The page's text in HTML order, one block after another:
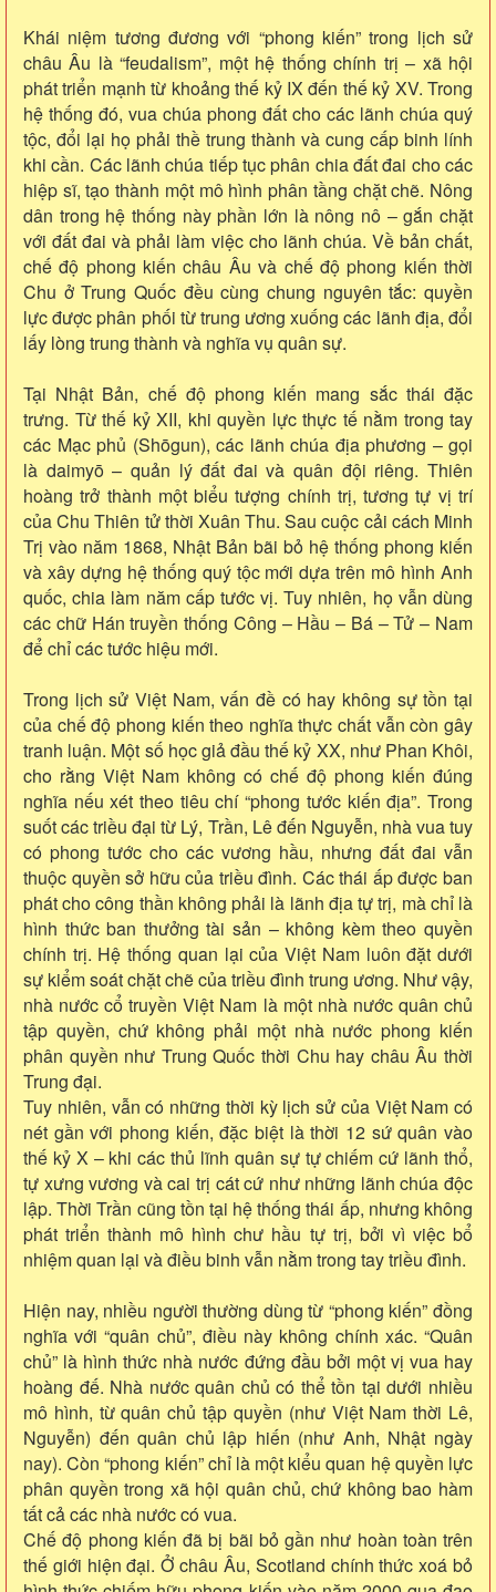
Khái niệm tương đương với “phong kiến” trong lịch sử
châu Âu là “feudalism”, một hệ thống chính trị – xã hội
phát triển mạnh từ khoảng thế kỷ IX đến thế kỷ XV. Trong
hệ thống đó, vua chúa phong đất cho các lãnh chúa quý
tộc, đổi lại họ phải thề trung thành và cung cấp binh lính
khi cần. Các lãnh chúa tiếp tục phân chia đất đai cho các
hiệp sĩ, tạo thành một mô hình phân tầng chặt chẽ. Nông
dân trong hệ thống này phần lớn là nông nô – gắn chặt
với đất đai và phải làm việc cho lãnh chúa. Về bản chất,
chế độ phong kiến châu Âu và chế độ phong kiến thời
Chu ở Trung Quốc đều cùng chung nguyên tắc: quyền
lực được phân phối từ trung ương xuống các lãnh địa, đổi
lấy lòng trung thành và nghĩa vụ quân sự.
Tại Nhật Bản, chế độ phong kiến mang sắc thái đặc
trưng. Từ thế kỷ XII, khi quyền lực thực tế nằm trong tay
các Mạc phủ (Shōgun), các lãnh chúa địa phương – gọi
là daimyō – quản lý đất đai và quân đội riêng. Thiên
hoàng trở thành một biểu tượng chính trị, tương tự vị trí
của Chu Thiên tử thời Xuân Thu. Sau cuộc cải cách Minh
Trị vào năm 1868, Nhật Bản bãi bỏ hệ thống phong kiến
và xây dựng hệ thống quý tộc mới dựa trên mô hình Anh
quốc, chia làm năm cấp tước vị. Tuy nhiên, họ vẫn dùng
các chữ Hán truyền thống Công – Hầu – Bá – Tử – Nam
để chỉ các tước hiệu mới.
Trong lịch sử Việt Nam, vấn đề có hay không sự tồn tại
của chế độ phong kiến theo nghĩa thực chất vẫn còn gây
tranh luận. Một số học giả đầu thế kỷ XX, như Phan Khôi,
cho rằng Việt Nam không có chế độ phong kiến đúng
nghĩa nếu xét theo tiêu chí “phong tước kiến địa”. Trong
suốt các triều đại từ Lý, Trần, Lê đến Nguyễn, nhà vua tuy
có phong tước cho các vương hầu, nhưng đất đai vẫn
thuộc quyền sở hữu của triều đình. Các thái ấp được ban
phát cho công thần không phải là lãnh địa tự trị, mà chỉ là
hình thức ban thưởng tài sản – không kèm theo quyền
chính trị. Hệ thống quan lại của Việt Nam luôn đặt dưới
sự kiểm soát chặt chẽ của triều đình trung ương. Như vậy,
nhà nước cổ truyền Việt Nam là một nhà nước quân chủ
tập quyền, chứ không phải một nhà nước phong kiến
phân quyền như Trung Quốc thời Chu hay châu Âu thời
Trung đại.
Tuy nhiên, vẫn có những thời kỳ lịch sử của Việt Nam có
nét gần với phong kiến, đặc biệt là thời 12 sứ quân vào
thế kỷ X – khi các thủ lĩnh quân sự tự chiếm cứ lãnh thổ,
tự xưng vương và cai trị cát cứ như những lãnh chúa độc
lập. Thời Trần cũng tồn tại hệ thống thái ấp, nhưng không
phát triển thành mô hình chư hầu tự trị, bởi vì việc bổ
nhiệm quan lại và điều binh vẫn nằm trong tay triều đình.
Hiện nay, nhiều người thường dùng từ “phong kiến” đồng
nghĩa với “quân chủ”, điều này không chính xác. “Quân
chủ” là hình thức nhà nước đứng đầu bởi một vị vua hay
hoàng đế. Nhà nước quân chủ có thể tồn tại dưới nhiều
mô hình, từ quân chủ tập quyền (như Việt Nam thời Lê,
Nguyễn) đến quân chủ lập hiến (như Anh, Nhật ngày
nay). Còn “phong kiến” chỉ là một kiểu quan hệ quyền lực
phân quyền trong xã hội quân chủ, chứ không bao hàm
tất cả các nhà nước có vua.
Chế độ phong kiến đã bị bãi bỏ gần như hoàn toàn trên
thế giới hiện đại. Ở châu Âu, Scotland chính thức xoá bỏ